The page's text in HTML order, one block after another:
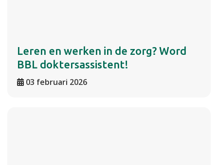
Leren en werken in de zorg? Word
BBL doktersassistent!
03 februari 2026